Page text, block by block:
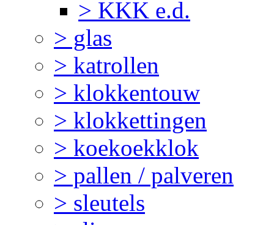
> KKK e.d.
> glas
> katrollen
> klokkentouw
> klokkettingen
> koekoekklok
> pallen / palveren
> sleutels